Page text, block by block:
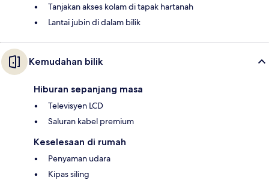
Tanjakan akses kolam di tapak hartanah
Lantai jubin di dalam bilik
Kemudahan bilik
Hiburan sepanjang masa
Televisyen LCD
Saluran kabel premium
Keselesaan di rumah
Penyaman udara
Kipas siling